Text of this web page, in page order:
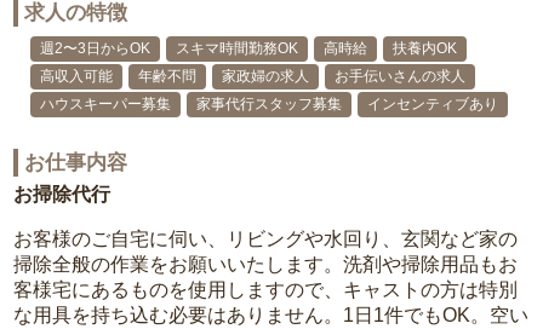
求人の特徴
週2〜3日からOK スキマ時間勤務OK 高時給
扶養内OK
高収入可能
年齢不問 家政婦の求人
お手伝いさんの求人
ハウスキーパー募集
家事代行スタッフ募集 インセンティブあり
お仕事内容
お掃除代行
お客様のご自宅に伺い、リビングや水回り、玄関など家の
掃除全般の作業をお願いいたします。洗剤や掃除用品もお
客様宅にあるものを使用しますので、キャストの方は特別
な用具を持ち込む必要はありません。1日1件でもOK。空い